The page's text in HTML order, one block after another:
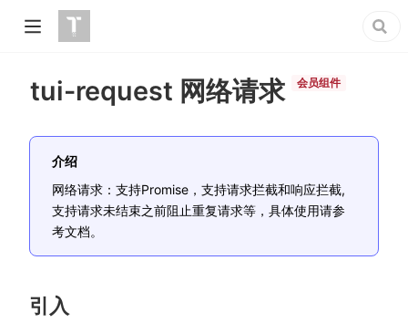
tui-request 网络请求 会员组件
介绍
网络请求：支持Promise，支持请求拦截和响应拦截,
支持请求未结束之前阻止重复请求等，具体使用请参
考文档。
引入